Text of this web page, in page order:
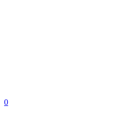
0